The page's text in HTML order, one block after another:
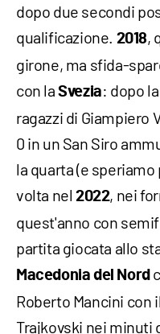
dopo due secondi
qualificazione. 2018,
girone, ma sfida-
con laSvezia: dopo
ragazzi di Giampiero
0 in un San Siro
la quarta (e
volta nel 2022, nei
quest'anno con
partita giocata allo
Macedonia del Nord
Roberto Mancini con
Trajkovski nei minuti